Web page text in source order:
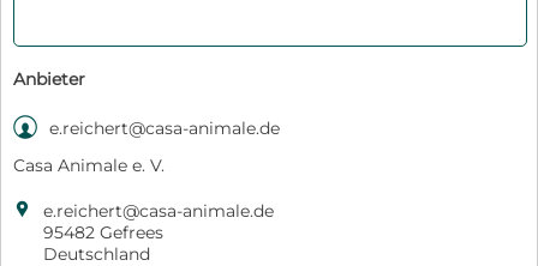
Anbieter
 e.reichert@casa-animale.de
Casa Animale e. V.

e.reichert@casa-animale.de
95482 Gefrees
Deutschland